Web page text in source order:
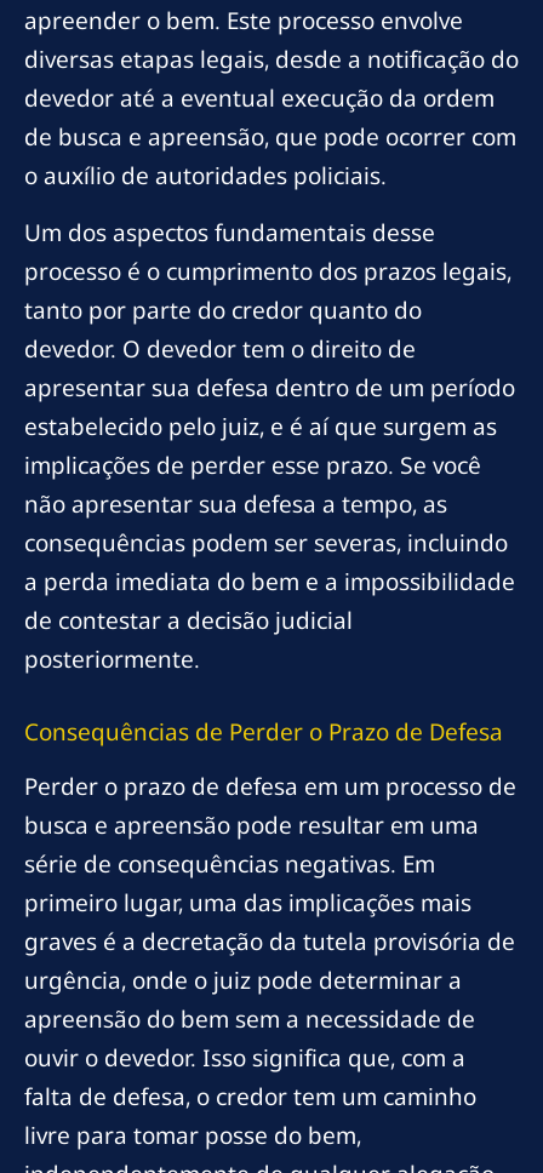
apreender o bem. Este processo envolve
diversas etapas legais, desde a notificação do
devedor até a eventual execução da ordem
de busca e apreensão, que pode ocorrer com
o auxílio de autoridades policiais.
Um dos aspectos fundamentais desse
processo é o cumprimento dos prazos legais,
tanto por parte do credor quanto do
devedor. O devedor tem o direito de
apresentar sua defesa dentro de um período
estabelecido pelo juiz, e é aí que surgem as
implicações de perder esse prazo. Se você
não apresentar sua defesa a tempo, as
consequências podem ser severas, incluindo
a perda imediata do bem e a impossibilidade
de contestar a decisão judicial
posteriormente.
Consequências de Perder o Prazo de Defesa
Perder o prazo de defesa em um processo de
busca e apreensão pode resultar em uma
série de consequências negativas. Em
primeiro lugar, uma das implicações mais
graves é a decretação da tutela provisória de
urgência, onde o juiz pode determinar a
apreensão do bem sem a necessidade de
ouvir o devedor. Isso significa que, com a
falta de defesa, o credor tem um caminho
livre para tomar posse do bem,